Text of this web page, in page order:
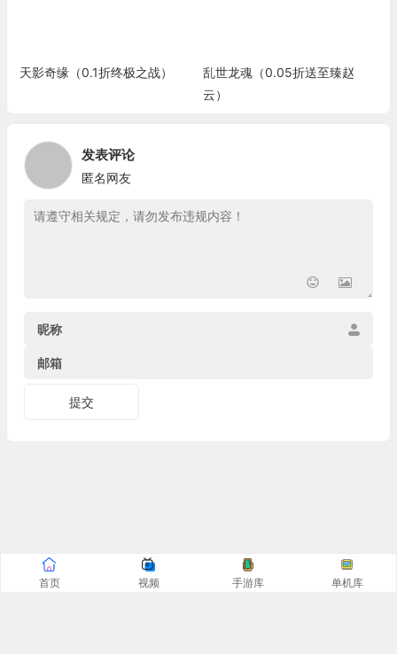
天影奇缘（0.1折终极之战）
乱世龙魂（0.05折送至臻赵
云）
发表评论
匿名网友
昵称
邮箱
提交
首页 视频 手游库 单机库